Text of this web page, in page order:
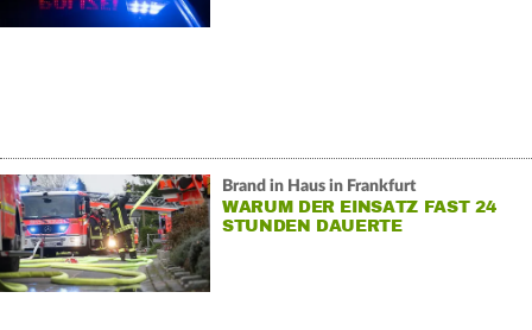
Brand in Haus in Frankfurt
WARUM DER EINSATZ FAST 24
STUNDEN DAUERTE